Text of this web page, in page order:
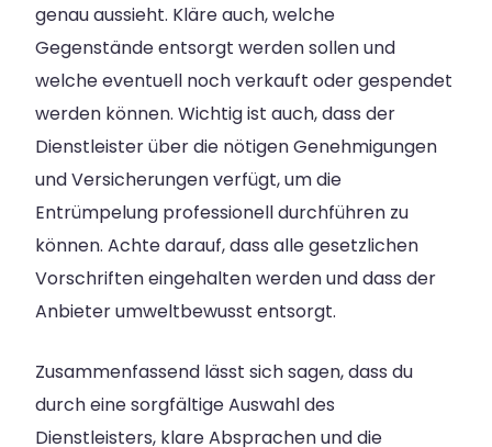
genau aussieht. Kläre auch, welche
Gegenstände entsorgt werden sollen und
welche eventuell noch verkauft oder gespendet
werden können. Wichtig ist auch, dass der
Dienstleister über die nötigen Genehmigungen
und Versicherungen verfügt, um die
Entrümpelung professionell durchführen zu
können. Achte darauf, dass alle gesetzlichen
Vorschriften eingehalten werden und dass der
Anbieter umweltbewusst entsorgt.
Zusammenfassend lässt sich sagen, dass du
durch eine sorgfältige Auswahl des
Dienstleisters, klare Absprachen und die